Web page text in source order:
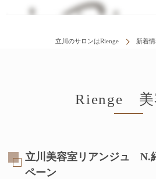
立川のサロンはRienge 新着
Rienge 美
立川美容室リアンジュ N.
ペーン